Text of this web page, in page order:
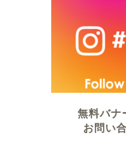
無料バナ
お問い